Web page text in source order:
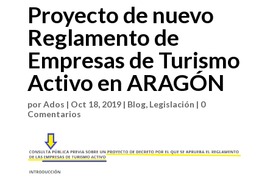
Proyecto de nuevo
Reglamento de
Empresas de Turismo
Activo en ARAGÓN
porAdos | Oct 18, 2019| Blog, Legislación | 0
Comentarios